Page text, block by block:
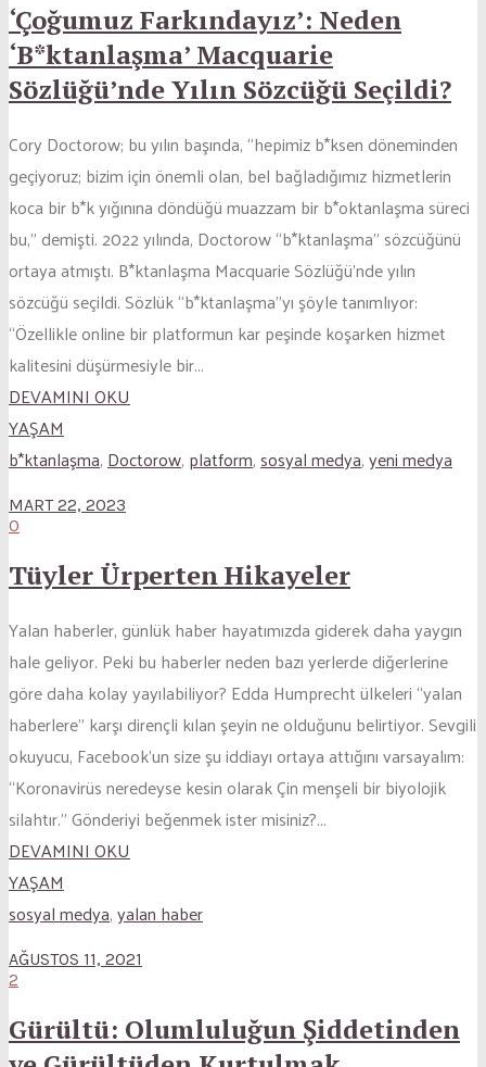
‘Çoğumuz Farkındayız’: Neden
‘B*ktanlaşma’ Macquarie
Sözlüğü’nde Yılın Sözcüğü Seçildi?
Cory Doctorow; bu yılın başında, “hepimiz b*ksen döneminden
geçiyoruz; bizim için önemli olan, bel bağladığımız hizmetlerin
koca bir b*k yığınına döndüğü muazzam bir b*oktanlaşma süreci
bu,” demişti. 2022 yılında, Doctorow “b*ktanlaşma” sözcüğünü
ortaya atmıştı. B*ktanlaşma Macquarie Sözlüğü’nde yılın
sözcüğü seçildi. Sözlük “b*ktanlaşma”yı şöyle tanımlıyor:
“Özellikle online bir platformun kar peşinde koşarken hizmet
kalitesini düşürmesiyle bir...
DEVAMINI OKU
YAŞAM
b*ktanlaşma,Doctorow, platform,sosyal medya,yeni medya
MART 22, 2023
0
Tüyler Ürperten Hikayeler
Yalan haberler, günlük haber hayatımızda giderek daha yaygın
hale geliyor. Peki bu haberler neden bazı yerlerde diğerlerine
göre daha kolay yayılabiliyor? Edda Humprecht ülkeleri “yalan
haberlere” karşı dirençli kılan şeyin ne olduğunu belirtiyor. Sevgili
okuyucu, Facebook’un size şu iddiayı ortaya attığını varsayalım:
“Koronavirüs neredeyse kesin olarak Çin menşeli bir biyolojik
silahtır.” Gönderiyi beğenmek ister misiniz?...
DEVAMINI OKU
YAŞAM
sosyal medya,yalan haber
AĞUSTOS 11, 2021
2
Gürültü: Olumluluğun Şiddetinden